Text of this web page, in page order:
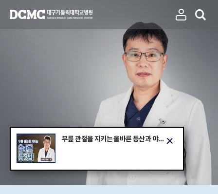
무릎 관절을 지키는 올바른 등산과 야외활동